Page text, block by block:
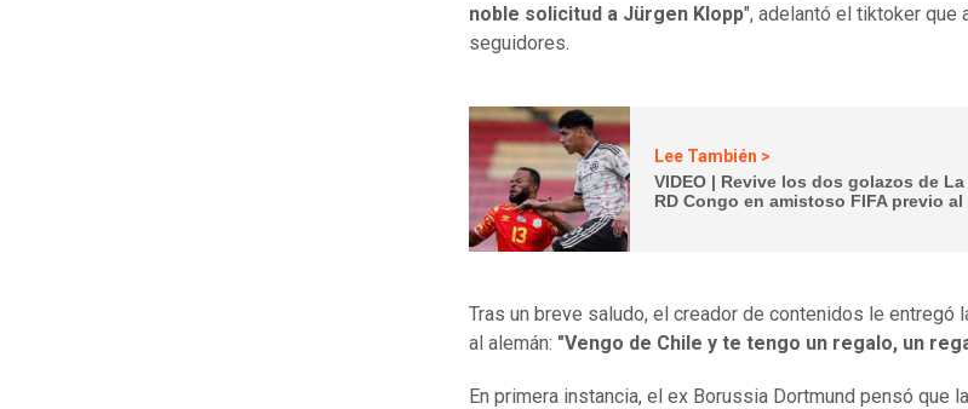
noble solicitud a Jürgen Klopp", adelantó el tiktoker que
seguidores.
Lee También >
VIDEO | Revive los dos golazos de
RD Congo en amistoso FIFA previo
Tras un breve saludo, el creador de contenidos le entregó
al alemán: "Vengo de Chile y te tengo un regalo, un
En primera instancia, el ex Borussia Dortmund pensó que